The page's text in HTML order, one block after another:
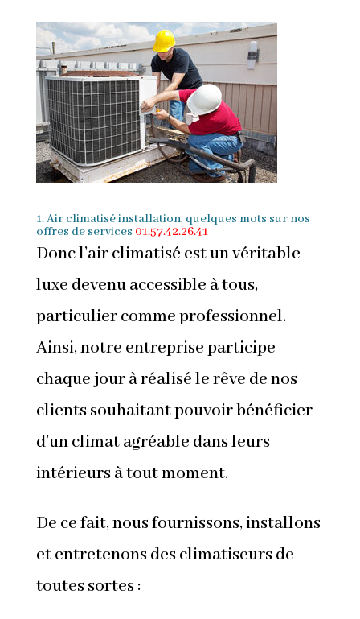
1. Air climatisé installation, quelques mots sur nos
offres de services 01.57.42.26.41
Donc l’air climatisé est un véritable
luxe devenu accessible à tous,
particulier comme professionnel.
Ainsi, notre entreprise participe
chaque jour à réalisé le rêve de nos
clients souhaitant pouvoir bénéficier
d’un climat agréable dans leurs
intérieurs à tout moment.
De ce fait, nous fournissons, installons
et entretenons des climatiseurs de
toutes sortes :